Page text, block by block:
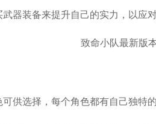
器装备来提升自己的实力，以应
供选择，每个角色都有自己独特